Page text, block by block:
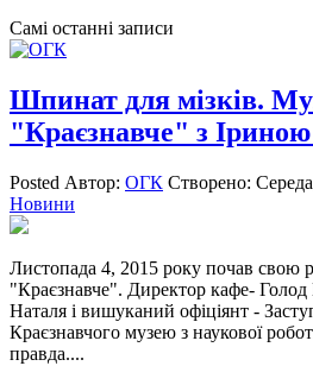
Самі останні записи
Шпинат для мізків.
"Краєзнавче" з
Posted Автор: ОГК Створено:
Новини
Листопада 4, 2015 року почав свою
"Краєзнавче". Директор кафе-
Наталя і вишуканий офіціянт -
Краєзнавчого музею з наукової
правда....